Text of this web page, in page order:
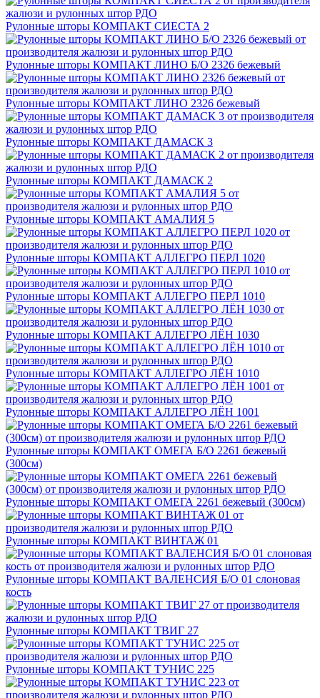
Рулонные шторы КОМПАКТ СИЕСТА 2
Рулонные шторы КОМПАКТ ЛИНО Б/О 2326 бежевый
Рулонные шторы КОМПАКТ ЛИНО 2326 бежевый
Рулонные шторы КОМПАКТ ДАМАСК 3
Рулонные шторы КОМПАКТ ДАМАСК 2
Рулонные шторы КОМПАКТ АМАЛИЯ 5
Рулонные шторы КОМПАКТ АЛЛЕГРО ПЕРЛ 1020
Рулонные шторы КОМПАКТ АЛЛЕГРО ПЕРЛ 1010
Рулонные шторы КОМПАКТ АЛЛЕГРО ЛЁН 1030
Рулонные шторы КОМПАКТ АЛЛЕГРО ЛЁН 1010
Рулонные шторы КОМПАКТ АЛЛЕГРО ЛЁН 1001
Рулонные шторы КОМПАКТ ОМЕГА Б/О 2261 бежевый
(300см)
Рулонные шторы КОМПАКТ ОМЕГА 2261 бежевый (300см)
Рулонные шторы КОМПАКТ ВИНТАЖ 01
Рулонные шторы КОМПАКТ ВАЛЕНСИЯ Б/О 01 слоновая
кость
Рулонные шторы КОМПАКТ ТВИГ 27
Рулонные шторы КОМПАКТ ТУНИС 225